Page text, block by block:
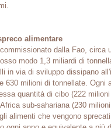
alimentare
dalla Fao, circa
modo 1,3 miliardi di
in via di sviluppo dissipano
630 milioni di tonnellate. Ogni
quantità di cibo (222
sub-sahariana (230
alimenti che vengono